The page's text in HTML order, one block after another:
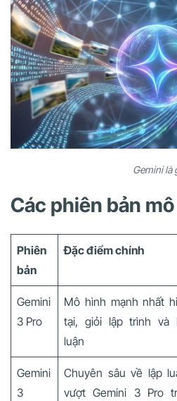
Gemini là
Các phiên bản
Phiên
bản
Đặc điểm chính
Gemini
3 Pro
Mô hình mạnh nhất
tại, giỏi lập trình và
luận
Gemini
3
Chuyên sâu về lập
vượt Gemini 3 Pro